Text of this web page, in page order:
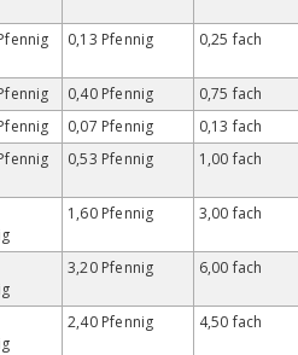
0,13 Pfennig 0,25 fach
0,40 Pfennig
0,75 fach
0,07 Pfennig
0,13 fach
0,53 Pfennig 1,00 fach
1,60 Pfennig 3,00 fach
3,20 Pfennig 6,00 fach
2,40 Pfennig 4,50 fach